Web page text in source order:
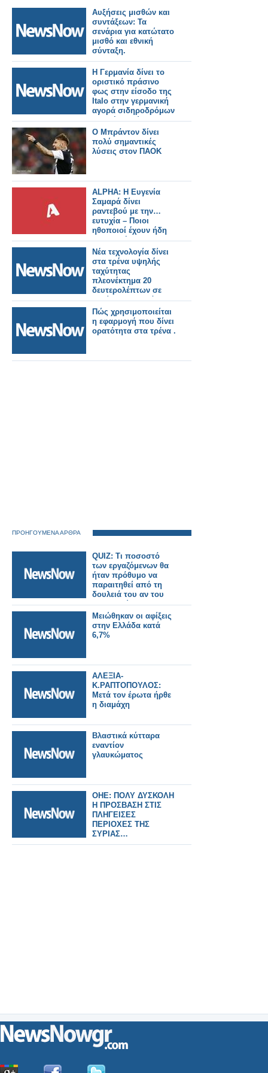
Αυξήσεις μισθών και
συντάξεων: Τα
σενάρια για κατώτατο
μισθό και εθνική
σύνταξη.
Η Γερμανία δίνει το
οριστικό πράσινο
φως στην είσοδο της
Italo στην γερμανική
αγορά σιδηροδρόμων
υψηλής ταχύτητας.
Ο Μπράντον δίνει
πολύ σημαντικές
λύσεις στον ΠΑΟΚ
ALPHA: Η Ευγενία
Σαμαρά δίνει
ραντεβού με την…
ευτυχία – Ποιοι
ηθοποιοί έχουν ήδη
συμφωνήσει για τη
νέα σειρά
Νέα τεχνολογία δίνει
στα τρένα υψηλής
ταχύτητας
πλεονέκτημα 20
δευτερολέπτων σε
περίπτωση μεγάλου
σεισμού
Πώς χρησιμοποιείται
η εφαρμογή που δίνει
ορατότητα στα τρένα .
ΠΡΟΗΓΟΥΜΕΝΑ ΑΡΘΡΑ
QUIZ: Τι ποσοστό
των εργαζόμενων θα
ήταν πρόθυμο να
παραιτηθεί από τη
δουλειά του αν του
απαγορεύσουν τη
σύνδεση στο
Facebook;
Μειώθηκαν οι αφίξεις
στην Ελλάδα κατά
6,7%
ΑΛΕΞΙΑ-
Κ.ΡΑΠΤΟΠΟΥΛΟΣ:
Μετά τον έρωτα ήρθε
η διαμάχη
Βλαστικά κύτταρα
εναντίον
γλαυκώματος
ΟΗΕ: ΠΟΛΥ ΔΥΣΚΟΛΗ
Η ΠΡΟΣΒΑΣΗ ΣΤΙΣ
ΠΛΗΓΕΙΣΕΣ
ΠΕΡΙΟΧΕΣ ΤΗΣ
ΣΥΡΙΑΣ…